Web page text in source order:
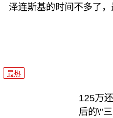
泽连斯基的时间不多了
最热
125万
后的\"